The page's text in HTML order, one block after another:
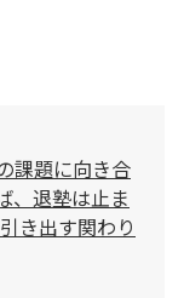
課題に向き合
、退塾は止ま
き出す関わり